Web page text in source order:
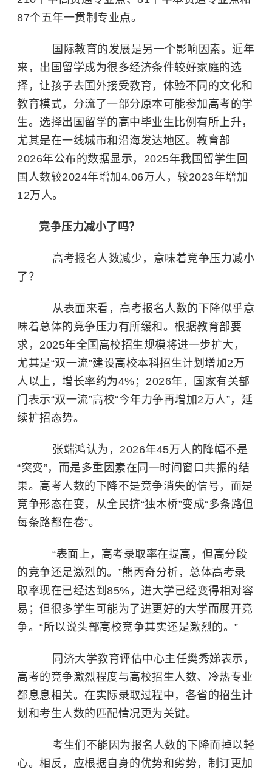
87个五年一贯制专业点。
国际教育的发展是另一个影响因素。近年
来，出国留学成为很多经济条件较好家庭的选
择，让孩子去国外接受教育，体验不同的文化和
教育模式，分流了一部分原本可能参加高考的学
生。选择出国留学的高中毕业生比例有所上升，
尤其是在一线城市和沿海发达地区。教育部
2026年公布的数据显示，2025年我国留学生回
国人数较2024年增加4.06万人，较2023年增加
12万人。
竞争压力减小了吗？
高考报名人数减少，意味着竞争压力减小
了？
从表面来看，高考报名人数的下降似乎意
味着总体的竞争压力有所缓和。根据教育部要
求，2025年全国高校招生规模将进一步扩大，
尤其是“双一流”建设高校本科招生计划增加2万
人以上，增长率约为4%；2026年，国家有关部
门表示“双一流”高校“今年力争再增加2万人”，延
续扩招态势。
张端鸿认为，2026年45万人的降幅不是
“突变”，而是多重因素在同一时间窗口共振的结
果。高考人数的下降不是竞争消失的信号，而是
竞争形态在变，从全民挤“独木桥”变成“多条路但
每条路都在卷”。
“表面上，高考录取率在提高，但高分段
的竞争还是激烈的。”熊丙奇分析，总体高考录
取率现在已经达到85%，进大学已经变得相对容
易；但很多学生可能为了进更好的大学而展开竞
争。“所以说头部高校竞争其实还是激烈的。”
同济大学教育评估中心主任樊秀娣表示，
高考的竞争激烈程度与高校招生人数、冷热专业
都息息相关。在实际录取过程中，各省的招生计
划和考生人数的匹配情况更为关键。
考生们不能因为报名人数的下降而掉以轻
心。相反，应根据自身的优势和劣势，制订更加